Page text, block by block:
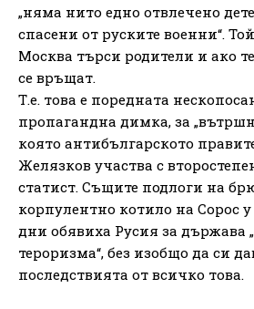
„няма нито едно отвлечено
спасени от руските военни“.
Москва търси родители и ако
се връщат.
Т.е. това е поредната
пропагандна димка, за
която антибългарското
Желязков участва с
статист. Същите подлоги на
корпулентно котило на Сорос
дни обявиха Русия за държава
тероризма“, без изобщо да си
последствията от всичко това.